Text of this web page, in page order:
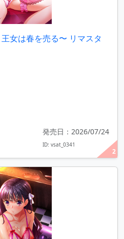
2
女は春を売る〜 リマスタ
発売日：2026/07/24
ID: vsat_0341